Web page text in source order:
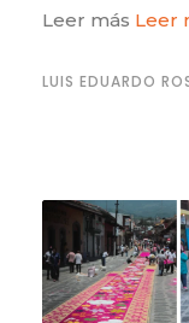
Leer más Leer
LUIS EDUARDO